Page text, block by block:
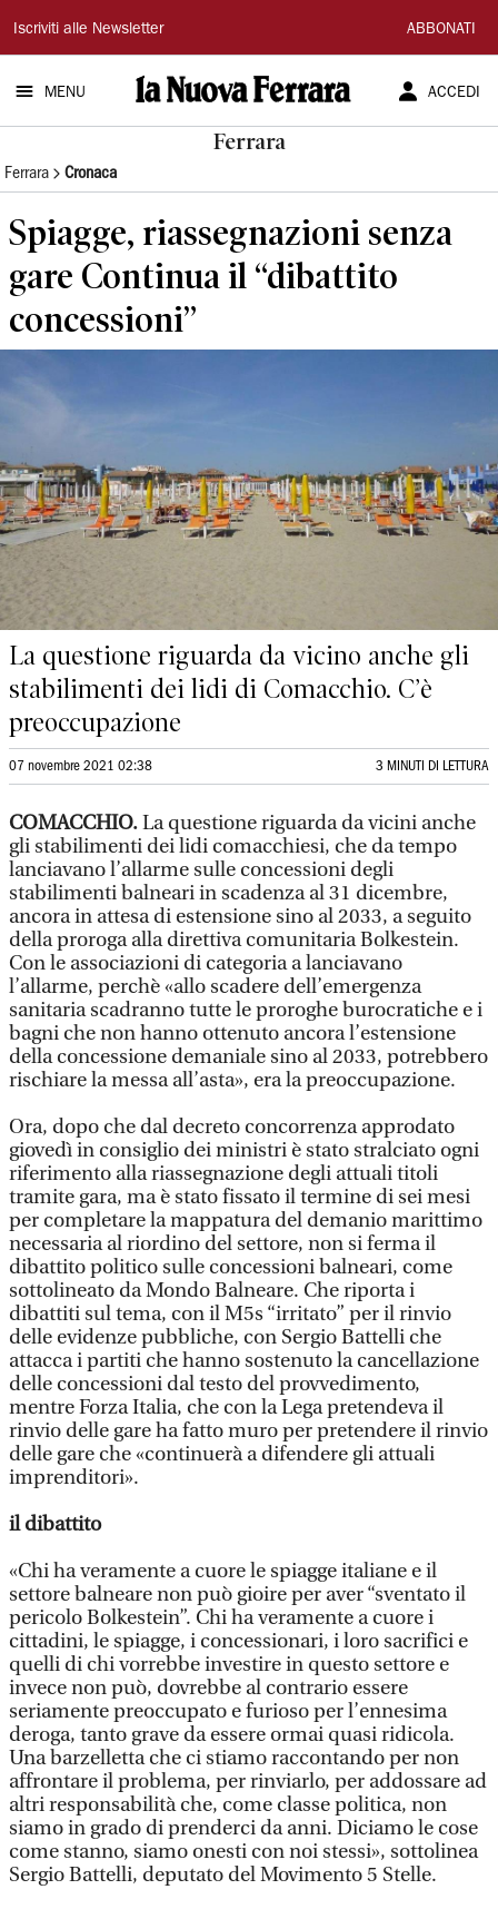
La
Nuova
Ferrara
Iscriviti alle Newsletter ABBONATI
MENU ACCEDI
Ferrara
Ferrara Cronaca
Spiagge, riassegnazioni senza
gare Continua il “dibattito
concessioni”
La questione riguarda da vicino anche gli
stabilimenti dei lidi di Comacchio. C’è
preoccupazione
07 novembre 2021 02:38 3 MINUTI DI LETTURA
COMACCHIO.La questione riguarda da vicini anche
gli stabilimenti dei lidi comacchiesi, che da tempo
lanciavano l’allarme sulle concessioni degli
stabilimenti balneari in scadenza al 31 dicembre,
ancora in attesa di estensione sino al 2033, a seguito
della proroga alla direttiva comunitaria Bolkestein.
Con le associazioni di categoria a lanciavano
l’allarme, perchè «allo scadere dell’emergenza
sanitaria scadranno tutte le proroghe burocratiche e i
bagni che non hanno ottenuto ancora l’estensione
della concessione demaniale sino al 2033, potrebbero
rischiare la messa all’asta», era la preoccupazione.
Ora, dopo che dal decreto concorrenza approdato
giovedì in consiglio dei ministri è stato stralciato ogni
riferimento alla riassegnazione degli attuali titoli
tramite gara, ma è stato fissato il termine di sei mesi
per completare la mappatura del demanio marittimo
necessaria al riordino del settore, non si ferma il
dibattito politico sulle concessioni balneari, come
sottolineato da Mondo Balneare. Che riporta i
dibattiti sul tema, con il M5s “irritato” per il rinvio
delle evidenze pubbliche, con Sergio Battelli che
attacca i partiti che hanno sostenuto la cancellazione
delle concessioni dal testo del provvedimento,
mentre Forza Italia, che con la Lega pretendeva il
rinvio delle gare ha fatto muro per pretendere il rinvio
delle gare che «continuerà a difendere gli attuali
imprenditori».
il dibattito
«Chi ha veramente a cuore le spiagge italiane e il
settore balneare non può gioire per aver “sventato il
pericolo Bolkestein”. Chi ha veramente a cuore i
cittadini, le spiagge, i concessionari, i loro sacrifici e
quelli di chi vorrebbe investire in questo settore e
invece non può, dovrebbe al contrario essere
seriamente preoccupato e furioso per l’ennesima
deroga, tanto grave da essere ormai quasi ridicola.
Una barzelletta che ci stiamo raccontando per non
affrontare il problema, per rinviarlo, per addossare ad
altri responsabilità che, come classe politica, non
siamo in grado di prenderci da anni. Diciamo le cose
come stanno, siamo onesti con noi stessi», sottolinea
Sergio Battelli, deputato del Movimento 5 Stelle.